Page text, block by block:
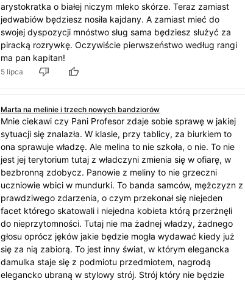
arystokratka o białej niczym mleko skórze. Teraz zamiast
jedwabiów będziesz nosiła kajdany. A zamiast mieć do
swojej dyspozycji mnóstwo sług sama będziesz służyć za
piracką rozrywkę. Oczywiście pierwszeństwo według rangi
ma pan kapitan!
5 lipca
Marta na melinie i trzech nowych bandziorów
Mnie ciekawi czy Pani Profesor zdaje sobie sprawę w jakiej
sytuacji się znalazła. W klasie, przy tablicy, za biurkiem to
ona sprawuje władzę. Ale melina to nie szkoła, o nie. To nie
jest jej terytorium tutaj z władczyni zmienia się w ofiarę, w
bezbronną zdobycz. Panowie z meliny to nie grzeczni
uczniowie wbici w mundurki. To banda samców, mężczyzn z
prawdziwego zdarzenia, o czym przekonał się niejeden
facet którego skatowali i niejedna kobieta którą przerżnęli
do nieprzytomności. Tutaj nie ma żadnej władzy, żadnego
głosu oprócz jęków jakie będzie mogła wydawać kiedy już
się za nią zabiorą. To jest inny świat, w którym elegancka
damulka staje się z podmiotu przedmiotem, nagrodą
elegancko ubraną w stylowy strój. Strój który nie będzie